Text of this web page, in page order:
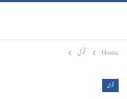
Home قومی
قومی